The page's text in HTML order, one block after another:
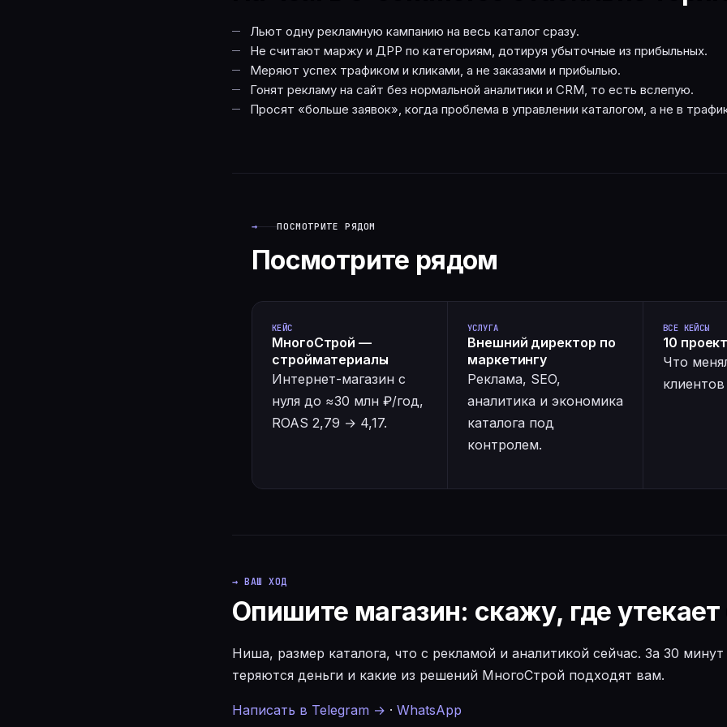
Льют одну рекламную кампанию на весь каталог сразу.
Не считают маржу и ДРР по категориям, дотируя убыточные из прибыльных.
Меряют успех трафиком и кликами, а не заказами и прибылью.
Гонят рекламу на сайт без нормальной аналитики и CRM, то есть вслепую.
Просят «больше заявок», когда проблема в управлении каталогом, а не в
→ ПОСМОТРИТЕ РЯДОМ
Посмотрите рядом
КЕЙС
МногоСтрой —
стройматериалы
Интернет-магазин с
нуля до ≈30 млн ₽/год,
ROAS 2,79 → 4,17.
УСЛУГА
Внешний директор по
маркетингу
Реклама, SEO,
аналитика и экономика
каталога под
контролем.
ВСЕ КЕЙСЫ
10
Что
→ ВАШ ХОД
Опишите магазин: скажу, где
Ниша, размер каталога, что с рекламой и аналитикой сейчас. За 30
теряются деньги и какие из решений МногоСтрой подходят вам.
Написать в Telegram → · WhatsApp